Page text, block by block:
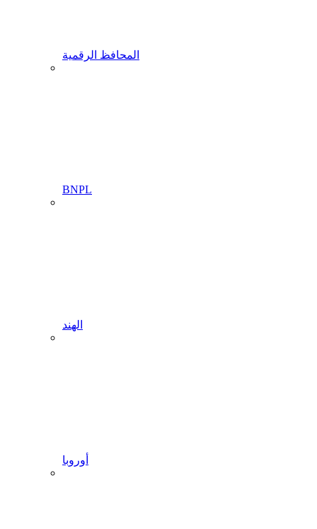
المحافظ الرقمية
BNPL
الهند
أوروبا